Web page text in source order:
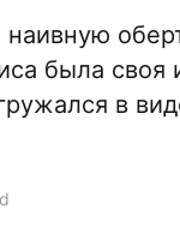
наивную
была
в